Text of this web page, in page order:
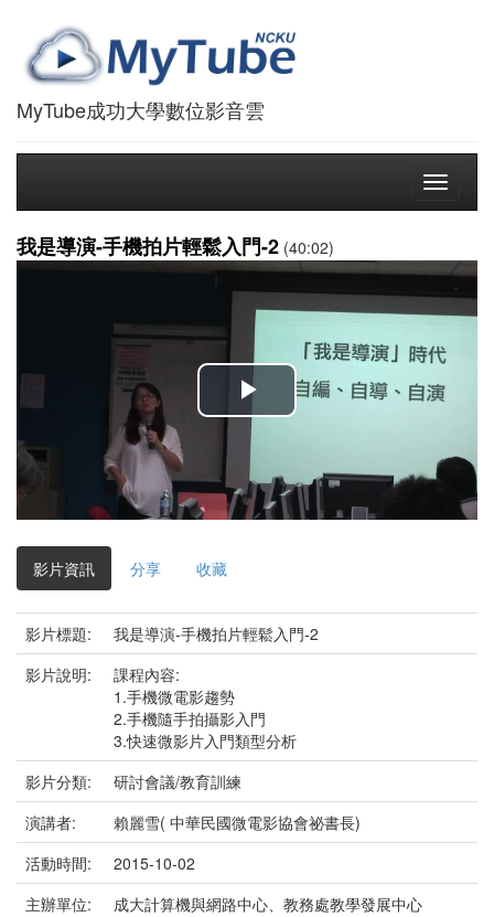
MyTube成功大學數位影音雲
Toggle
我是導演-手機拍片輕鬆入門-2 (40:02)
播
放
影
影片資訊 分享 收藏
影片標題:
我是導演-手機拍片輕鬆入門-2
影片說明:
課程內容:
1.手機微電影趨勢
2.手機隨手拍攝影入門
3.快速微影片入門類型分析
影片分類:
研討會議/教育訓練
演講者:
賴麗雪( 中華民國微電影協會祕書長)
活動時間:
2015-10-02
主辦單位:
成大計算機與網路中心、教務處教學發展中心